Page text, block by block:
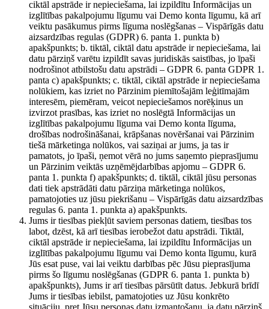
ciktāl apstrāde ir nepieciešama, lai izpildītu Informācijas un
izglītības pakalpojumu līgumu vai Demo konta līgumu, kā arī
veiktu pasākumus pirms līguma noslēgšanas – Vispārīgās datu
aizsardzības regulas (GDPR) 6. panta 1. punkta b)
apakšpunkts; b. tiktāl, ciktāl datu apstrāde ir nepieciešama, lai
datu pārziņš varētu izpildīt savas juridiskās saistības, jo īpaši
nodrošinot atbilstošu datu apstrādi – GDPR 6. panta GDPR 1.
panta c) apakšpunkts; c. tiktāl, ciktāl apstrāde ir nepieciešama
nolūkiem, kas izriet no Pārzinim piemītošajām leģitīmajām
interesēm, piemēram, veicot nepieciešamos norēķinus un
izvirzot prasības, kas izriet no noslēgtā Informācijas un
izglītības pakalpojumu līguma vai Demo konta līguma,
drošības nodrošināšanai, krāpšanas novēršanai vai Pārzinim
tiešā mārketinga nolūkos, vai saziņai ar jums, ja tas ir
pamatots, jo īpaši, ņemot vērā no jums saņemto pieprasījumu
un Pārzinim veiktās uzņēmējdarbības apjomu – GDPR 6.
panta 1. punkta f) apakšpunkts; d. tiktāl, ciktāl jūsu personas
dati tiek apstrādāti datu pārziņa mārketinga nolūkos,
pamatojoties uz jūsu piekrišanu – Vispārīgās datu aizsardzības
regulas 6. panta 1. punkta a) apakšpunkts.
Jums ir tiesības piekļūt saviem personas datiem, tiesības tos
labot, dzēst, kā arī tiesības ierobežot datu apstrādi. Tiktāl,
ciktāl apstrāde ir nepieciešama, lai izpildītu Informācijas un
izglītības pakalpojumu līgumu vai Demo konta līgumu, kurā
Jūs esat puse, vai lai veiktu darbības pēc Jūsu pieprasījuma
pirms šo līgumu noslēgšanas (GDPR 6. panta 1. punkta b)
apakšpunkts), Jums ir arī tiesības pārsūtīt datus. Jebkurā brīdī
Jums ir tiesības iebilst, pamatojoties uz Jūsu konkrēto
situāciju, pret Jūsu personas datu izmantošanu, ja datu pārziņš